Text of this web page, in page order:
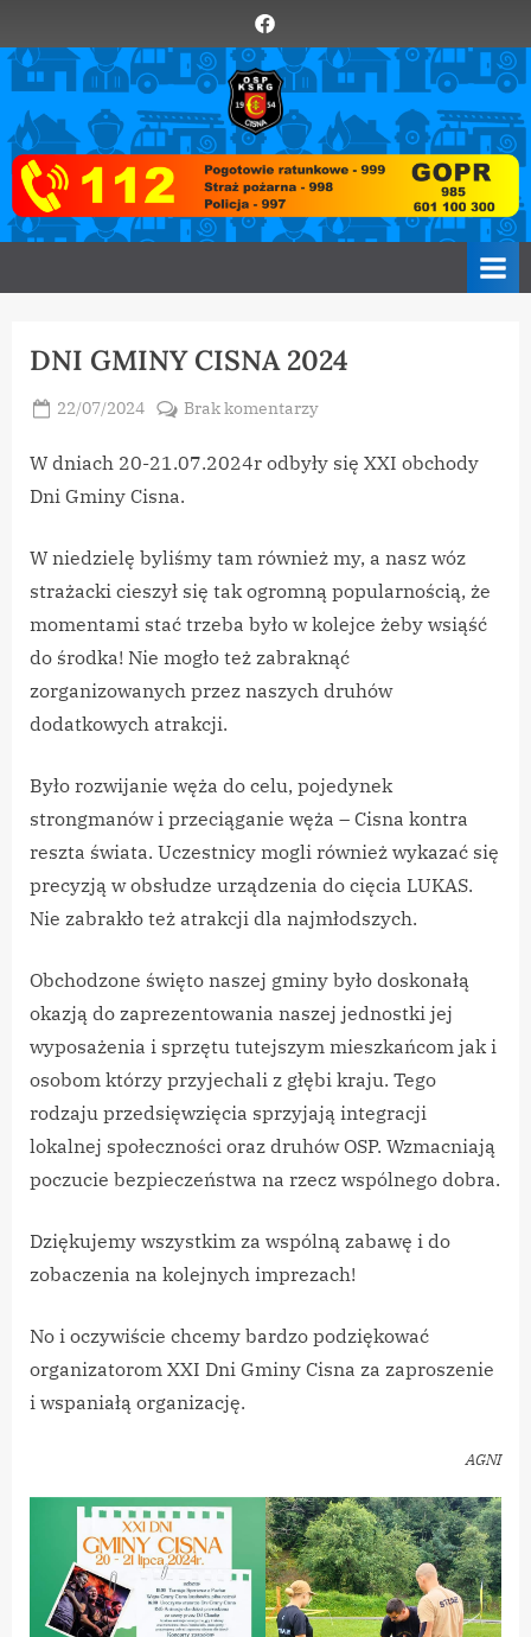
to
content
Element
menu
O
S
P
C
i
a
Zawsze
Wami
DNI GMINY CISNA 2024
Posted
22/07/2024
Brak komentarzydo
GMINY
W dniach 20-21.07.2024r odbyły się XXI obchody
Dni Gminy Cisna.
W niedzielę byliśmy tam również my, a nasz wóz
strażacki cieszył się tak ogromną popularnością, że
momentami stać trzeba było w kolejce żeby wsiąść
do środka! Nie mogło też zabraknąć
zorganizowanych przez naszych druhów
dodatkowych atrakcji.
Było rozwijanie węża do celu, pojedynek
strongmanów i przeciąganie węża – Cisna kontra
reszta świata. Uczestnicy mogli również wykazać się
precyzją w obsłudze urządzenia do cięcia LUKAS.
Nie zabrakło też atrakcji dla najmłodszych.
Obchodzone święto naszej gminy było doskonałą
okazją do zaprezentowania naszej jednostki jej
wyposażenia i sprzętu tutejszym mieszkańcom jak i
osobom którzy przyjechali z głębi kraju. Tego
rodzaju przedsięwzięcia sprzyjają integracji
lokalnej społeczności oraz druhów OSP. Wzmacniają
poczucie bezpieczeństwa na rzecz wspólnego dobra.
Dziękujemy wszystkim za wspólną zabawę i do
zobaczenia na kolejnych imprezach!
No i oczywiście chcemy bardzo podziękować
organizatorom XXI Dni Gminy Cisna za zaproszenie
i wspaniałą organizację.
AGNI